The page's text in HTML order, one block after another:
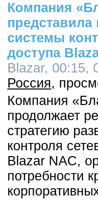
Компания
системы
доступа
Blazar, 00:15,
Россия
Компания
продолжает
стратегию
контроля
Blazar NAC,
потребности